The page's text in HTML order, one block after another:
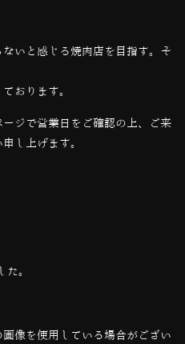
いと感じる焼肉店を目指す。そ
おります。
ジで営業日をご確認の上、ご来
し上げます。
。
像を使用している場合がござい